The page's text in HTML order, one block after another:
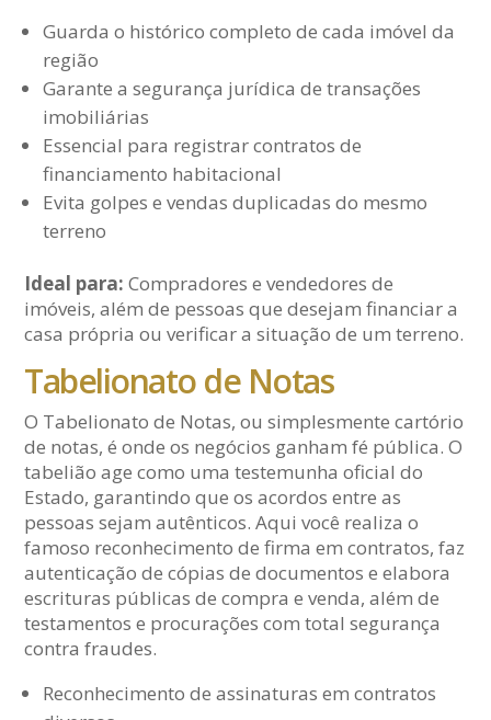
Guarda o histórico completo de cada imóvel da
região
Garante a segurança jurídica de transações
imobiliárias
Essencial para registrar contratos de
financiamento habitacional
Evita golpes e vendas duplicadas do mesmo
terreno
Ideal para: Compradores e vendedores de
imóveis, além de pessoas que desejam financiar a
casa própria ou verificar a situação de um terreno.
Tabelionato de Notas
O Tabelionato de Notas, ou simplesmente cartório
de notas, é onde os negócios ganham fé pública. O
tabelião age como uma testemunha oficial do
Estado, garantindo que os acordos entre as
pessoas sejam autênticos. Aqui você realiza o
famoso reconhecimento de firma em contratos, faz
autenticação de cópias de documentos e elabora
escrituras públicas de compra e venda, além de
testamentos e procurações com total segurança
contra fraudes.
Reconhecimento de assinaturas em contratos